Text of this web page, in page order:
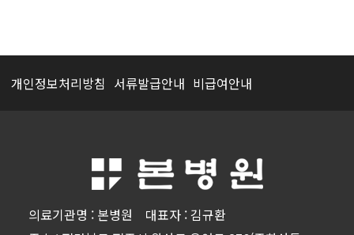
개인정보처리방침 서류발급안내 비급여안내
의료기관명 : 본병원 대표자 : 김규환